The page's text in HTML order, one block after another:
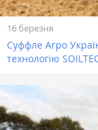
16 березня
Суффле Агро
технологію